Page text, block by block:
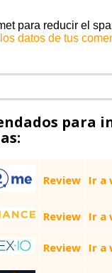
para reducir el
datos de tus
para
Review Ir a
Review Ir a
Review Ir a